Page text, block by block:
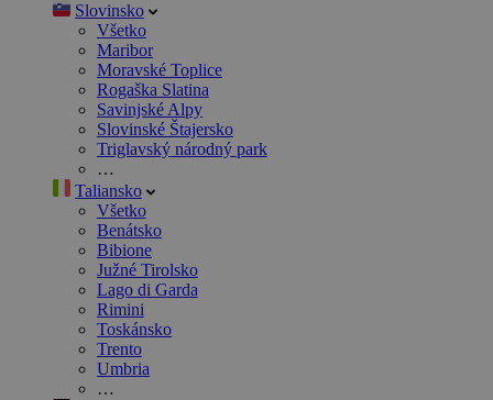
Slovinsko
Všetko
Maribor
Moravské Toplice
Rogaška Slatina
Savinjské Alpy
Slovinské Štajersko
Triglavský národný park
…
Taliansko
Všetko
Benátsko
Bibione
Južné Tirolsko
Lago di Garda
Rimini
Toskánsko
Trento
Umbria
…